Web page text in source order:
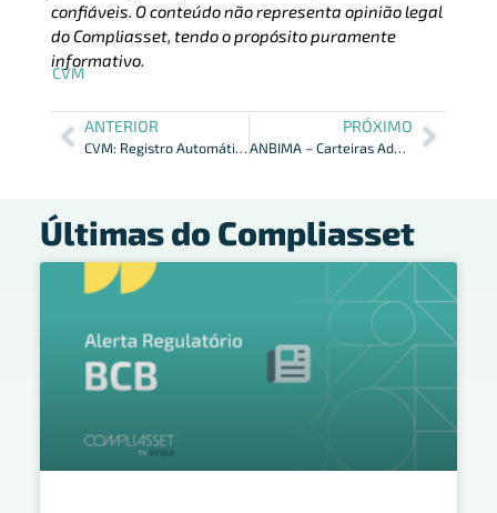
confiáveis. O conteúdo não representa opinião legal
do Compliasset, tendo o propósito puramente
informativo.
CVM
ANTERIOR
CVM: Registro Automático para Consultores de Valores Mobiliários
PRÓXIMO
ANBIMA – Carteiras Administradas, ESG e Audiências Públicas.
Últimas do Compliasset